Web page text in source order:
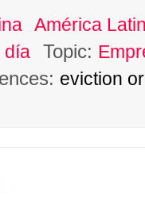
América
día
Topic:
eviction